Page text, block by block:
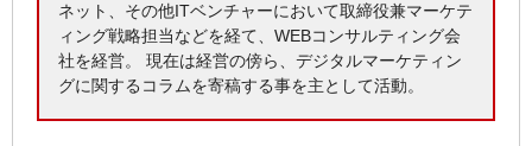
ネット、その他ITベンチャーにおいて取締役兼マーケテ
ィング戦略担当などを経て、WEBコンサルティング会
社を経営。 現在は経営の傍ら、デジタルマーケティン
グに関するコラムを寄稿する事を主として活動。